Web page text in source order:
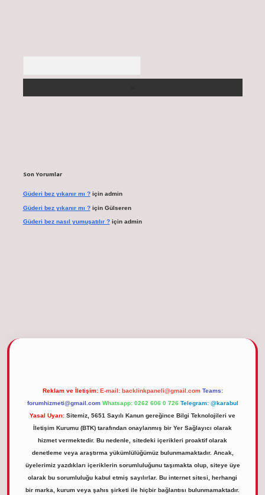
Son Yorumlar
Güderi bez yıkanır mı ?için admin
Güderi bez yıkanır mı ?için Gülseren
Güderi bez nasıl yumuşatılır ?için admin
Reklam ve İletişim: E-mail: backlinkpaneli@gmail.com Teams:
forumhizmeti@gmail.com Whatsapp: 0262 606 0 726 Telegram: @karabul
Yasal Uyarı: Sitemiz, 5651 Sayılı Kanun gereğince Bilgi Teknolojileri ve
İletişim Kurumu (BTK) tarafından onaylanmış bir Yer Sağlayıcı olarak
hizmet vermektedir. Bu nedenle, sitedeki içerikleri proaktif olarak
denetleme veya araştırma yükümlülüğümüz bulunmamaktadır. Ancak,
üyelerimiz yazdıkları içeriklerin sorumluluğunu taşımakta olup, siteye üye
olarak bu sorumluluğu kabul etmiş sayılırlar. Bu internet sitesi, herhangi
bir marka, kurum veya şahıs şirketi ile hiçbir bağlantısı bulunmamaktadır.